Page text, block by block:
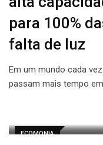
para 100%
falta de luz
Em um mundo cada
passam mais tempo
ECOMONIA